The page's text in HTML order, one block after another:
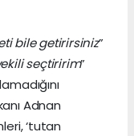
bile getirirsiniz”
seçtiririm”
Adnan
‘tutan